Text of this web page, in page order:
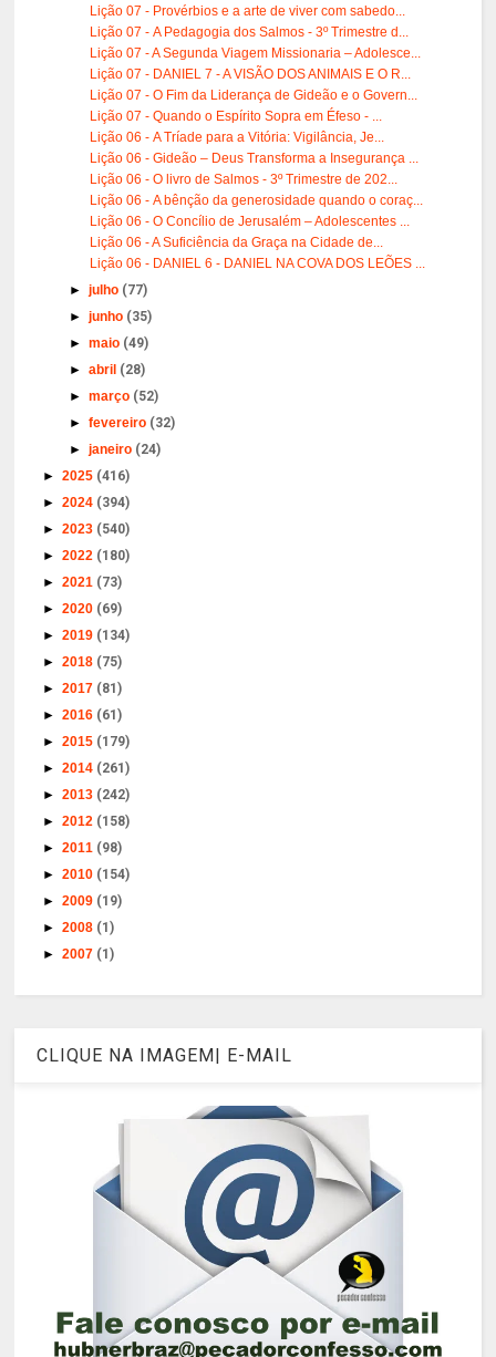
Lição 07 - Provérbios e a arte de viver com sabedo...
Lição 07 - A Pedagogia dos Salmos - 3º Trimestre d...
Lição 07 - A Segunda Viagem Missionaria – Adolesce...
Lição 07 - DANIEL 7 - A VISÃO DOS ANIMAIS E O R...
Lição 07 - O Fim da Liderança de Gideão e o Govern...
Lição 07 - Quando o Espírito Sopra em Éfeso - ...
Lição 06 - A Tríade para a Vitória: Vigilância, Je...
Lição 06 - Gideão – Deus Transforma a Insegurança ...
Lição 06 - O livro de Salmos - 3º Trimestre de 202...
Lição 06 - A bênção da generosidade quando o coraç...
Lição 06 - O Concílio de Jerusalém – Adolescentes ...
Lição 06 - A Suficiência da Graça na Cidade de...
Lição 06 - DANIEL 6 - DANIEL NA COVA DOS LEÕES ...
►julho (77)
►junho (35)
►maio (49)
►abril (28)
►março (52)
►fevereiro (32)
►janeiro (24)
►2025 (416)
►2024 (394)
►2023 (540)
►2022 (180)
►2021 (73)
►2020 (69)
►2019 (134)
►2018 (75)
►2017 (81)
►2016 (61)
►2015 (179)
►2014 (261)
►2013 (242)
►2012 (158)
►2011 (98)
►2010 (154)
►2009 (19)
►2008 (1)
►2007 (1)
CLIQUE NA IMAGEM| E-MAIL